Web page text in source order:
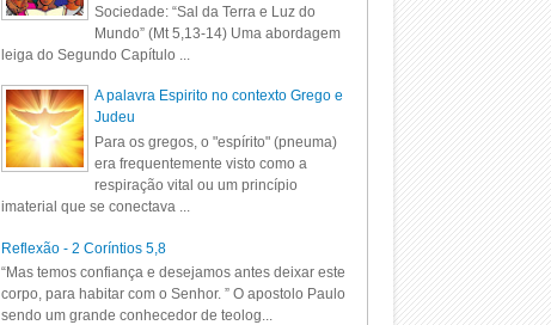
Sociedade: “Sal da Terra e Luz do
Mundo” (Mt 5,13-14) Uma abordagem
leiga do Segundo Capítulo ...
A palavra Espirito no contexto Grego e
Judeu
Para os gregos, o "espírito" (pneuma)
era frequentemente visto como a
respiração vital ou um princípio
imaterial que se conectava ...
Reflexão - 2 Coríntios 5,8
“Mas temos confiança e desejamos antes deixar este
corpo, para habitar com o Senhor. ” O apostolo Paulo
sendo um grande conhecedor de teolog...